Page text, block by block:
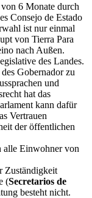
6 Monate durch
Consejo de Estado
ist nur einmal
von Tierra Para
nach Außen.
des Landes.
Gobernador zu
und
hat das
kann dafür
Vertrauen
der öffentlichen
alle Einwohner von
Zuständigkeit
(Secretarios de
besteht nicht.